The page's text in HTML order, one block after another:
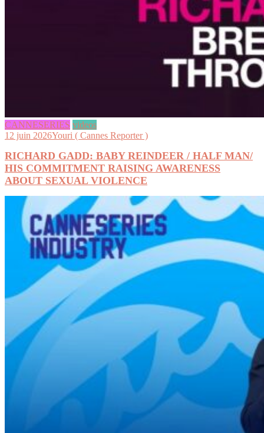
CANNESERIES videos
12 juin 2026Youri ( Cannes Reporter )
RICHARD GADD: BABY REINDEER / HALF MAN/
HIS COMMITMENT RAISING AWARENESS
ABOUT SEXUAL VIOLENCE